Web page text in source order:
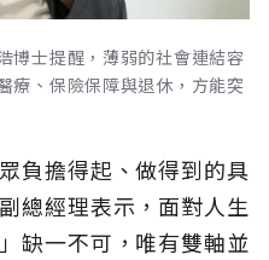
博士提醒，薄弱的社會連結容
療、保險保障與退休，方能突
負擔得起、做得到的具
總經理表示，面對人生
缺一不可，唯有雙軸並